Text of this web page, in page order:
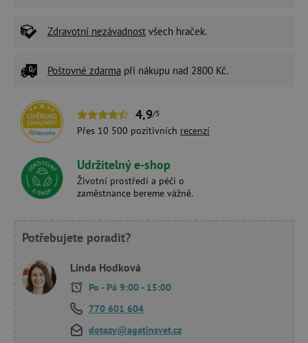
Zdravotní nezávadnost všech hraček.
Poštovné zdarma při nákupu nad 2800 Kč.
4,9/5
Přes 10 500 pozitivních recenzí
Udržitelný e-shop
Životní prostředí a péči o
zaměstnance bereme vážně.
Potřebujete poradit?
Linda Hodková
Po - Pá 9:00 - 15:00
770 601 604
dotazy@agatinsvet.cz